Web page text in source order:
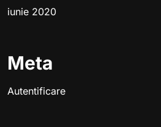
iunie 2020
Meta
Autentificare